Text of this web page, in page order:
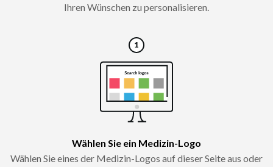
Ihren Wünschen zu personalisieren.
Wählen Sie ein Medizin-Logo
Wählen Sie eines der Medizin-Logos auf dieser Seite aus oder